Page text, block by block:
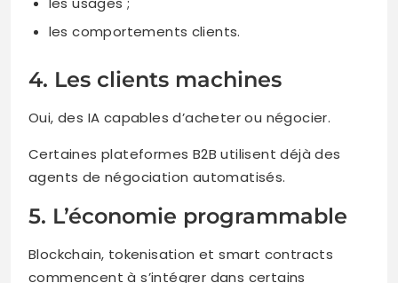
les comportements clients.
4. Les clients machines
Oui, des IA capables d’acheter ou négocier.
Certaines plateformes B2B utilisent déjà des
agents de négociation automatisés.
5. L’économie programmable
Blockchain, tokenisation et smart contracts
commencent à s’intégrer dans certains